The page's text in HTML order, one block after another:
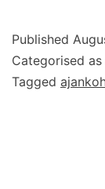
Published
Categorised as
Tagged